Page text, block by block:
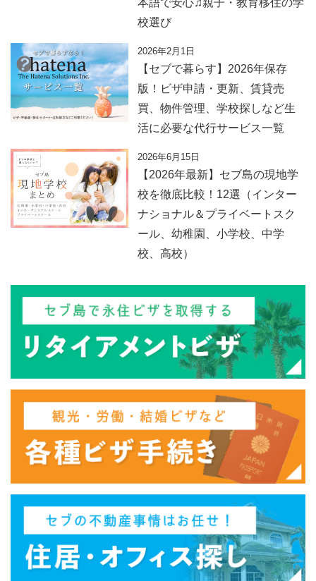
本語で安心♫親子・教育移住の学
校選び
2026年2月1日
【セブで暮らす】2026年保存
版！ビザ申請・更新、賃貸売
買、物件管理、学校探しなど生
活に必要な代行サービス一覧
2026年6月15日
【2026年最新】セブ島の現地学
校を徹底比較！12選（インター
ナショナル＆プライベートスク
ール、幼稚園、小学校、中学
校、高校）